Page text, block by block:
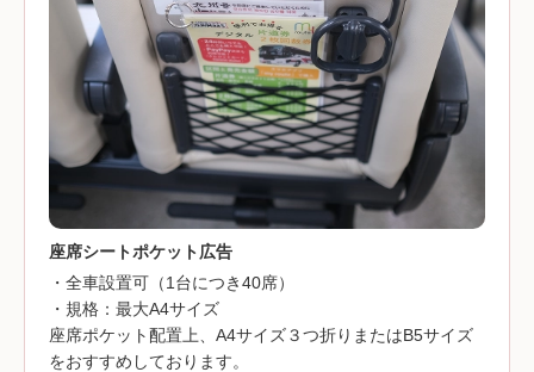
座席シートポケット広告
・全車設置可（1台につき40席）
・規格：最大A4サイズ
座席ポケット配置上、A4サイズ３つ折りまたはB5サイズ
をおすすめしております。